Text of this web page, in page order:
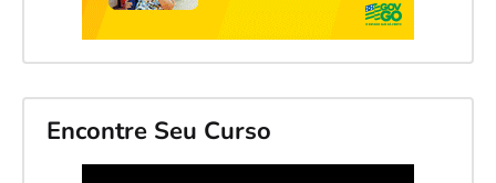
Encontre Seu Curso